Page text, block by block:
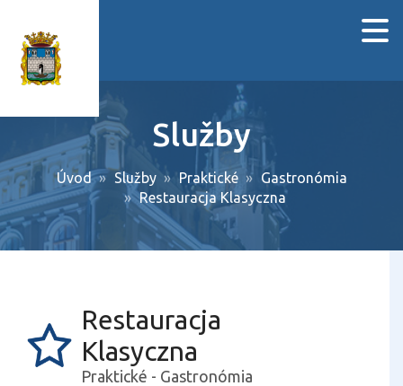
Služby
Úvod Služby Praktické
Gastronómia
Restauracja Klasyczna
Restauracja
Klasyczna
Praktické - Gastronómia